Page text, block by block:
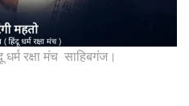
रक्षा मंच साहिबगंज।